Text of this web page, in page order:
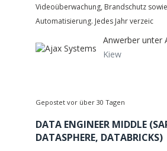
Videoüberwachung, Brandschutz
Automatisierung. Jedes Jahr verzeic
Anwerber unter
Kiew
Gepostet vor über 30 Tagen
DATA ENGINEER MIDDLE
DATASPHERE, DATABRICKS)